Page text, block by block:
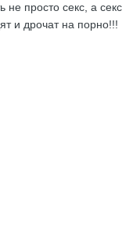
не просто секс, а секс
и дрочат на порно!!!